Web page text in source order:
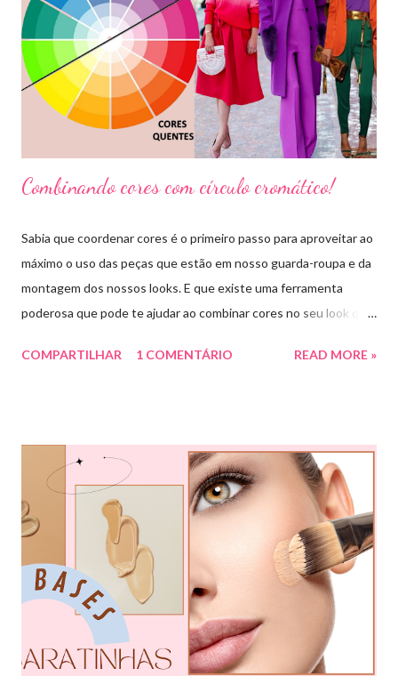
Combinando cores com círculo cromático!
Sabia que coordenar cores é o primeiro passo para aproveitar ao
máximo o uso das peças que estão em nosso guarda-roupa e da
montagem dos nossos looks. E que existe uma ferramenta
poderosa que pode te ajudar ao combinar cores no seu look que
divido em 12 pedaços, onde cada um pedaço apresenta uma cor,
para nossos looks criando produções incríveis. Essa ferramenta
é super usada por profissionais da moda, porém qualquer pessoa
pode usar e garanto pra vocês que ajuda muitooo! Bora conferir
algumas das combinações de cores que podemos fazer com o
círculo cromático: COMBINAÇÃO MONOCROMÁTICA: uma
única cor ou a combinação de tom sobre tom (entre variação de
claro e escuro dessa mesma cor). COMBINAÇÃO ANÁLOGA:
COMPARTILHAR 1 COMENTÁRIO READ MORE »